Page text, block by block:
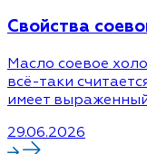
Cвойства
Масло соевое
всё-таки
имеет
29.06.2026